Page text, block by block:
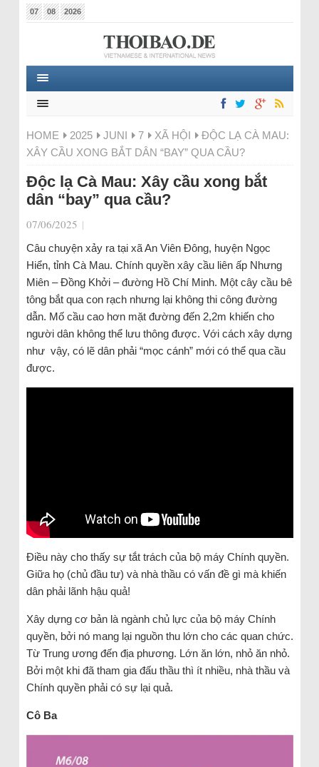
07 08 2026
HOME 2025 JUNI 7 XÃ HỘI
ĐỘC LẠ CÀ MAU:
XÂY CẦU XONG BẮT DÂN “BAY” QUA CẦU?
Độc lạ Cà Mau: Xây cầu xong bắt
dân “bay” qua cầu?
07/06/2025 |
Câu chuyện xảy ra tại xã An Viên Đông, huyện Ngọc
Hiển, tỉnh Cà Mau. Chính quyền xây cầu liên ấp Nhưng
Miên – Đồng Khởi – đường Hồ Chí Minh. Một cây cầu bê
tông bắt qua con rạch nhưng lại không thi công đường
dẫn. Mố cầu cao hơn mặt đường đến 2,2m khiến cho
người dân không thể lưu thông được. Với cách xây dựng
như vậy, có lẽ dân phải “mọc cánh” mới có thể qua cầu
được.
Điều này cho thấy sự tắt trách của bộ máy Chính quyền.
Giữa họ (chủ đầu tư) và nhà thầu có vấn đề gì mà khiến
dân phải lãnh hậu quả!
Xây dựng cơ bản là ngành chủ lực của bộ máy Chính
quyền, bởi nó mang lại nguồn thu lớn cho các quan chức.
Từ Trung ương đến địa phương. Lớn ăn lớn, nhỏ ăn nhỏ.
Bởi một khi đã tham gia đấu thầu thì ít nhiều, nhà thầu và
Chính quyền phải có sự lại quả.
Cô Ba